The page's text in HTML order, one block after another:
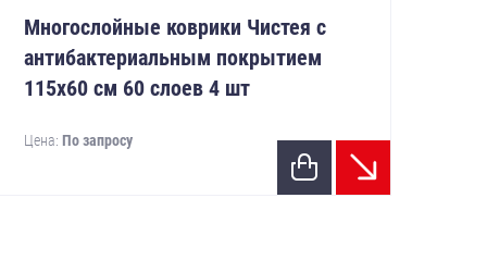
Многослойные коврики Чистея с
антибактериальным покрытием
115х60 см 60 слоев 4 шт
Цена: По запросу